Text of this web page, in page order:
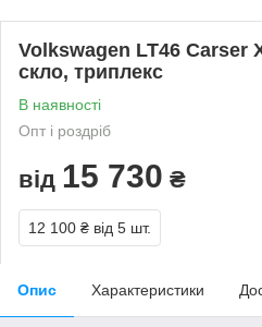
Volkswagen LT46 Carser
скло, триплекс
В наявності
Опт і роздріб
від 15 730 ₴
12 100 ₴ від 5 шт.
Опис Характеристики